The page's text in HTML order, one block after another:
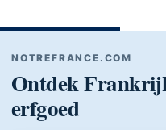
NOTREFRANCE.COM
Ontdek
erfgoed